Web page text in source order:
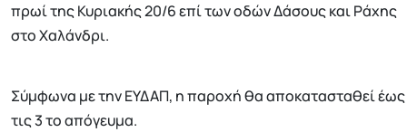
πρωί της Κυριακής 20/6 επί των οδών Δάσους και Ράχης
στο Χαλάνδρι.
Σύμφωνα με την ΕΥΔΑΠ, η παροχή θα αποκατασταθεί έως
τις 3 το απόγευμα.